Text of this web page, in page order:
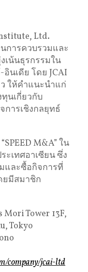
Ltd.
การควบรวมและ
น้นธุรกรรมใน
นเดีย โดย JCAI
ให้คำแนะนำแก่
นเกี่ยวกับ
การเชิงกลยุทธ์
M&A” ใน
ะเทศอาเซียน ซึ่ง
และซื้อกิจการที่
มีสมาชิก
Tower 13F,
Tokyo
company/jcai-ltd